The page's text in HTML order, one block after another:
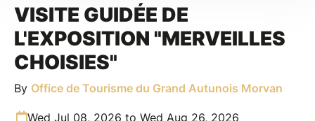
VISITE GUIDÉE DE
L'EXPOSITION "MERVEILLES
CHOISIES"
By Office de Tourisme du Grand Autunois Morvan
Wed Jul 08, 2026 to Wed Aug 26, 2026